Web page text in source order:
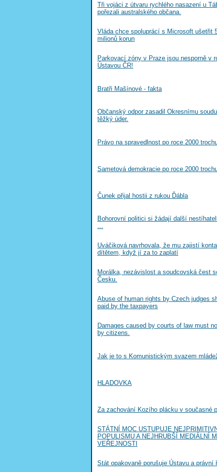
Tři vojáci z útvaru rychlého nasazení u
pořezali australského občana.
Vláda chce spoluprácí s Microsoft ušetřit
milionů korun
Parkovací zóny v Praze jsou nesporně v
Ústavou ČR!
Bratři Mašínové - fakta
Občanský odpor zasadil Okresnímu
těžký úder.
Právo na spravedlnost po roce 2000
Sametová demokracie po roce 2000
Čunek přijal hostii z rukou Ďábla
Bohorovní politici si žádají další
Uváčiková navrhovala, že mu zajistí
dítětem, když jí za to zaplatí
Morálka, nezávislost a soudcovská čest
Česku.
Abuse of human rights by Czech judges
paid by the taxpayers
Damages caused by courts of law must
by citizens.
Jak je to s Komunistickým svazem
HLADOVKA
Za zachování Kozího plácku v současné
STÁTNÍ MOC USTUPUJE
POPULISMU A NEJHRUBŠÍ MEDIÁLNÍ
VEŘEJNOSTI
Stát opakovaně porušuje Ústavu a právní